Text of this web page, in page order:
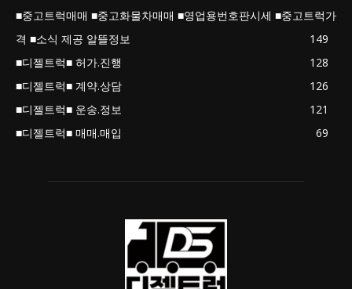
■중고트럭매매 ■중고화물차매매 ■영업용번호판시세 ■중고트럭가
격 ■소식 제공 알뜰정보
149
■디젤트럭■ 허가.진행
128
■디젤트럭■ 계약.상담
126
■디젤트럭■ 운송.정보
121
■디젤트럭■ 매매.매입
69